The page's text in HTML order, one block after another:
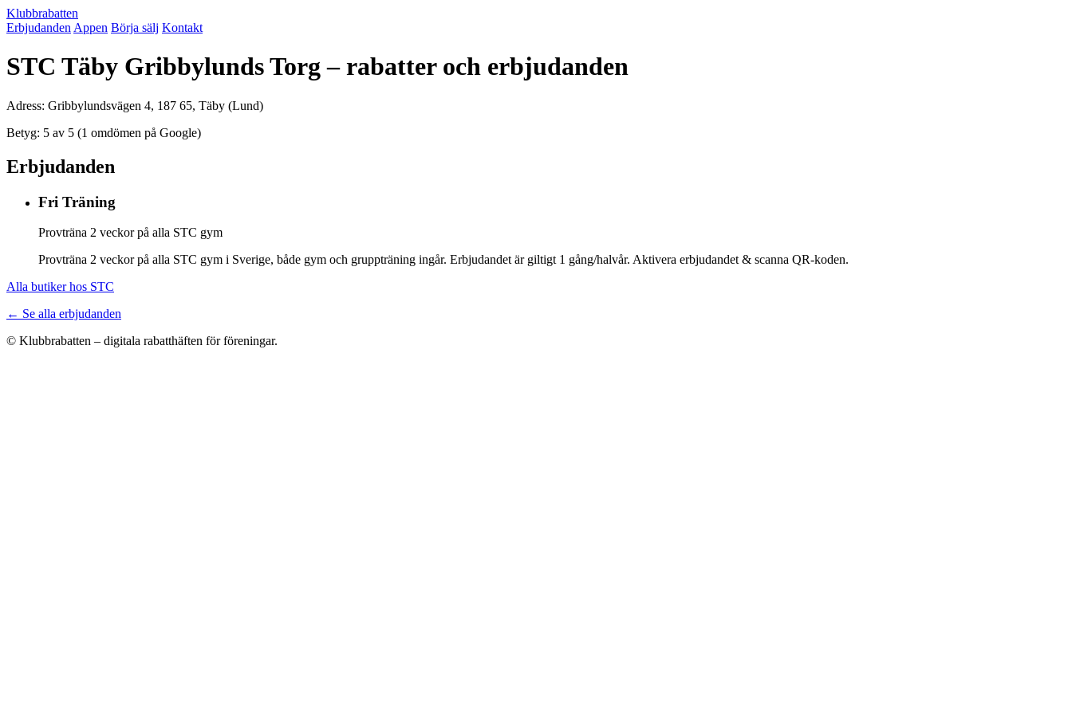
Klubbrabatten
Erbjudanden Appen Börja sälj Kontakt
STC Täby Gribbylunds Torg – rabatter och erbjudanden
Adress: Gribbylundsvägen 4, 187 65, Täby (Lund)
Betyg: 5 av 5 (1 omdömen på Google)
Erbjudanden
Fri Träning
Provträna 2 veckor på alla STC gym
Provträna 2 veckor på alla STC gym i Sverige, både gym och gruppträning ingår. Erbjudandet är giltigt 1 gång/halvår. Aktivera erbjudandet & scanna QR-koden.
Alla butiker hos STC
← Se alla erbjudanden
© Klubbrabatten – digitala rabatthäften för föreningar.